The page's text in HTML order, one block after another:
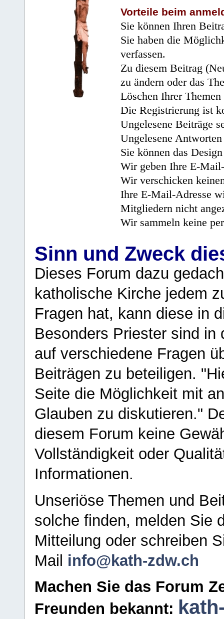
Vorteile beim
Sie können Ihren
Sie haben die
verfassen.
Zu diesem Beitrag
zu ändern oder das
Löschen Ihrer
Die Registrierung ist
Ungelesene Beiträge
Ungelesene
Sie können das
Wir geben Ihre E-
Wir verschicken
Ihre E-Mail-Adresse
Mitgliedern nicht
Wir sammeln keine
Sinn und Zweck
Dieses Forum dazu
katholische Kirche jedem
Fragen hat, kann diese in
Besonders Priester sind in
auf verschiedene Fragen
Beiträgen zu beteiligen.
Seite die Möglichkeit mit
Glauben zu diskutieren."
diesem Forum keine
Vollständigkeit oder
Informationen.
Unseriöse Themen und
solche finden, melden Sie
Mitteilung oder schreiben
Mail info@kath-zdw.ch
Machen Sie das Forum
Freunden bekannt: